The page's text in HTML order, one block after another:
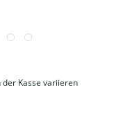
der Kasse variieren